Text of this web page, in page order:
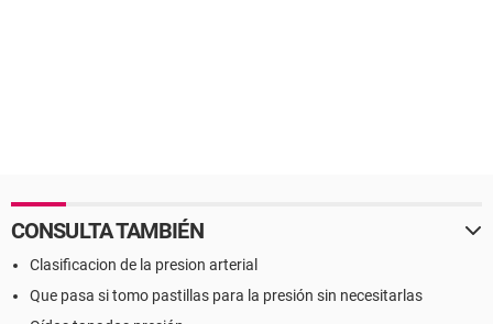
CONSULTA TAMBIÉN
Clasificacion de la presion arterial
Que pasa si tomo pastillas para la presión sin necesitarlas